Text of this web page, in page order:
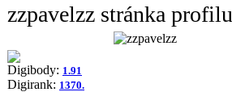
zzpavelzz stránka profilu
Digibody: 1.91
Digirank: 1370.